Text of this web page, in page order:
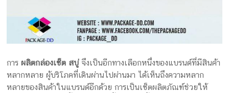
การผลิตกล่องเซ็ต สบู่จึงเป็นอีกทางเลือกหนึ่งของแบรนด์ที่มีสินค้า
หลากหลาย ผู้บริโภคที่เดินผ่านไปผ่านมา ได้เห็นถึงความหลาก
หลายของสินค้าในแบรนด์อีกด้วย การเป็นเซ็ตผลิตภัณฑ์ช่วยให้